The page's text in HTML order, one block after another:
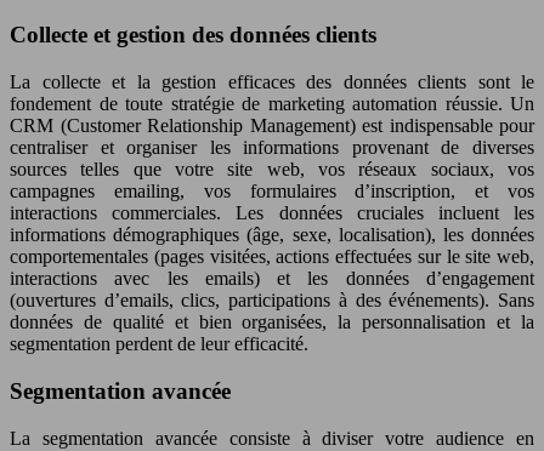
Collecte et gestion des données clients
La collecte et la gestion efficaces des données clients sont le
fondement de toute stratégie de marketing automation réussie. Un
CRM (Customer Relationship Management) est indispensable pour
centraliser et organiser les informations provenant de diverses
sources telles que votre site web, vos réseaux sociaux, vos
campagnes emailing, vos formulaires d’inscription, et vos
interactions commerciales. Les données cruciales incluent les
informations démographiques (âge, sexe, localisation), les données
comportementales (pages visitées, actions effectuées sur le site web,
interactions avec les emails) et les données d’engagement
(ouvertures d’emails, clics, participations à des événements). Sans
données de qualité et bien organisées, la personnalisation et la
segmentation perdent de leur efficacité.
Segmentation avancée
La segmentation avancée consiste à diviser votre audience en